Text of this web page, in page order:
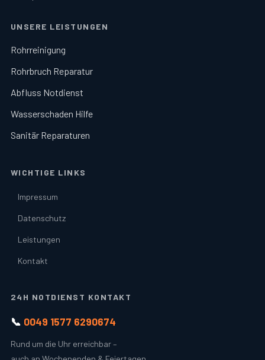
UNSERE LEISTUNGEN
Rohrreinigung
Rohrbruch Reparatur
Abfluss Notdienst
Wasserschaden Hilfe
Sanitär Reparaturen
WICHTIGE LINKS
Impressum
Datenschutz
Leistungen
Kontakt
24H NOTDIENST KONTAKT
📞 0049 1577 6290674
Rund um die Uhr erreichbar –